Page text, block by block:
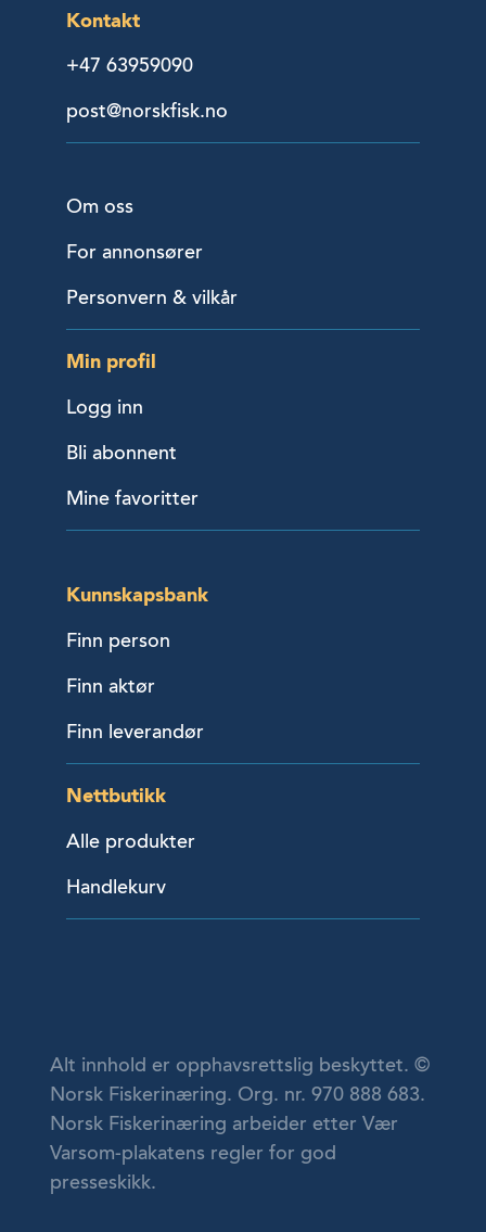
Kontakt
+47 63959090
post@norskfisk.no
Om oss
For annonsører
Personvern & vilkår
Min profil
Logg inn
Bli abonnent
Mine favoritter
Kunnskapsbank
Finn person
Finn aktør
Finn leverandør
Nettbutikk
Alle produkter
Handlekurv
Alt innhold er opphavsrettslig beskyttet. ©
Norsk Fiskerinæring. Org. nr. 970 888 683.
Norsk Fiskerinæring arbeider etter Vær
Varsom-plakatens regler for god
presseskikk.